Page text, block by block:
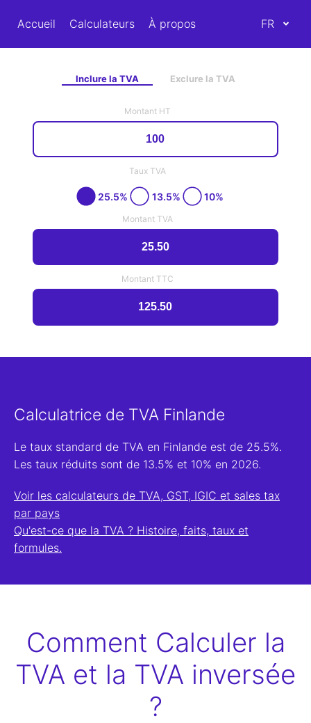
Accueil Calculateurs À propos
Calculatrice de TVA Finlande
Le taux standard de TVA en Finlande est de 25.5%.
Les taux réduits sont de 13.5% et 10% en 2026.
Voir les calculateurs de TVA, GST, IGIC et sales tax
par pays
Qu'est-ce que la TVA ? Histoire, faits, taux et
formules.
Inclure la TVA Exclure la TVA
Montant HT
Taux TVA
25.5% 13.5% 10%
Montant TVA
Montant TTC
Comment Calculer la
TVA et la TVA inversée
?
FR